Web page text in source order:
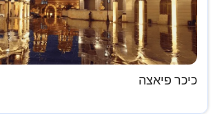
כיכר פיאצה